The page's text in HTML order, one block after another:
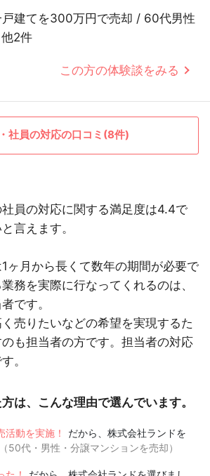
戸建てを300万円で売却 / 60代男性
2件
この方の体験談をみる
社員の対応の口コミ(8件)
員の対応に関する満足度は4.4で
言えます。
ヶ月から長くて数年の期間が必要で
務を実際に行なってくれるのは、
です。
売りたいなどの希望を実現するた
も担当者の方です。担当者の対応
。
は、こんな理由で選んでいます。
活動を実施！
だから、株式会社ランドを
（50代・男性・分譲マンションを売却）